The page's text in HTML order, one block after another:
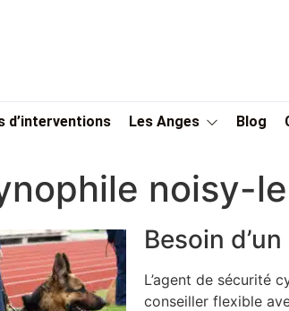
d’interventions Les Anges Blog
noisy-
Besoin
L’agent de sécurité
conseiller flexible